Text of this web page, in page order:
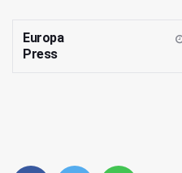
Europa
Press